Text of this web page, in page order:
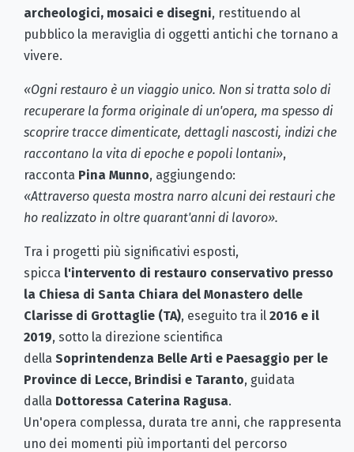
archeologici, mosaici e disegni, restituendo al
pubblico la meraviglia di oggetti antichi che tornano a
vivere.
«Ogni restauro è un viaggio unico. Non si tratta solo di
recuperare la forma originale di un'opera, ma spesso di
scoprire tracce dimenticate, dettagli nascosti, indizi che
raccontano la vita di epoche e popoli lontani»,
racconta Pina Munno, aggiungendo:
«Attraverso questa mostra narro alcuni dei restauri che
ho realizzato in oltre quarant'anni di lavoro».
Tra i progetti più significativi esposti,
spicca l'intervento di restauro conservativo presso
la Chiesa di Santa Chiara del Monastero delle
Clarisse di Grottaglie (TA), eseguito tra il 2016 e il
2019, sotto la direzione scientifica
della Soprintendenza Belle Arti e Paesaggio per le
Province di Lecce, Brindisi e Taranto, guidata
dalla Dottoressa Caterina Ragusa.
Un'opera complessa, durata tre anni, che rappresenta
uno dei momenti più importanti del percorso